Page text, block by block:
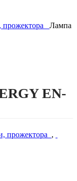
прожектора Лампа
EN-
прожектора ,